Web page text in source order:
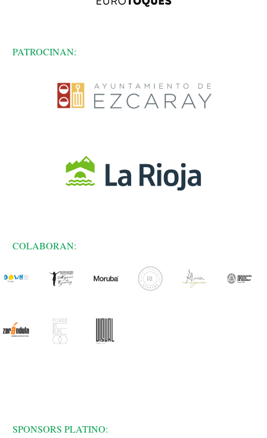
PATROCINAN:
COLABORAN:
SPONSORS PLATINO: